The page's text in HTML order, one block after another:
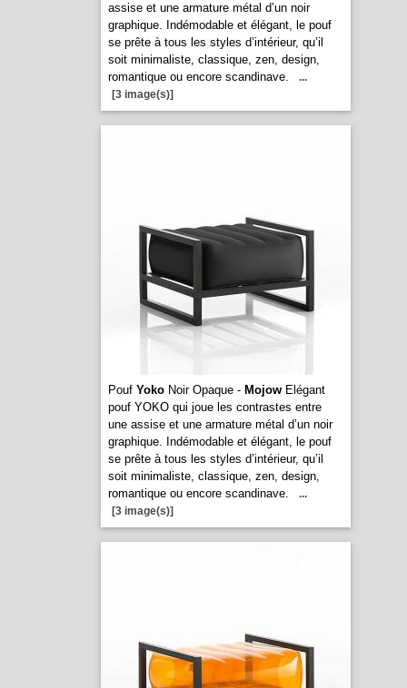
assise et une armature métal d’un noir
graphique. Indémodable et élégant, le pouf
se prête à tous les styles d’intérieur, qu’il
soit minimaliste, classique, zen, design,
romantique ou encore scandinave.
...
[3 image(s)]
Pouf YokoNoir Opaque - MojowElégant
pouf YOKO qui joue les contrastes entre
une assise et une armature métal d’un noir
graphique. Indémodable et élégant, le pouf
se prête à tous les styles d’intérieur, qu’il
soit minimaliste, classique, zen, design,
romantique ou encore scandinave.
...
[3 image(s)]